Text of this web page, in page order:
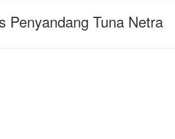
Penyandang Tuna Netra